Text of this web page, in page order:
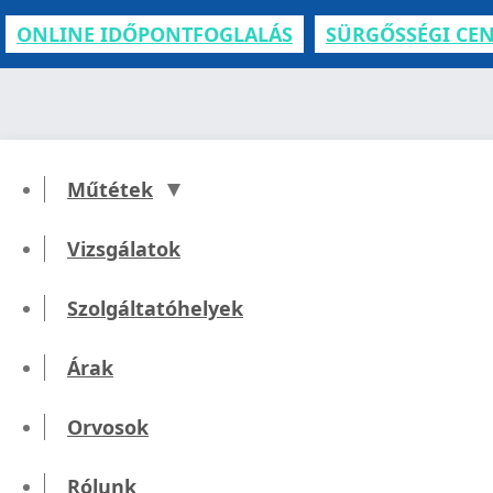
ONLINE IDŐPONTFOGLALÁS SÜRGŐSSÉGI
Műtétek
Vizsgálatok
Szolgáltatóhelyek
Árak
Orvosok
Rólunk